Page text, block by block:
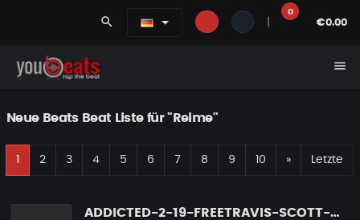
search
0
€0.00
menu
Neue Beats Beat Liste für "Reime"
2 3 4 5 6 7 8 9 10 »Nächste
Letzte
ADDICTED-2-19-FREETRAVIS-SCOTT-X-DON-TOLIVER-TYPE-BEAT